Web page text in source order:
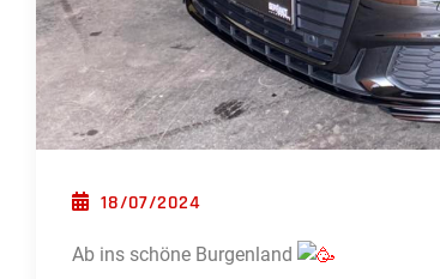
POSTED ON
18/07/2024
Ab ins schöne Burgenland